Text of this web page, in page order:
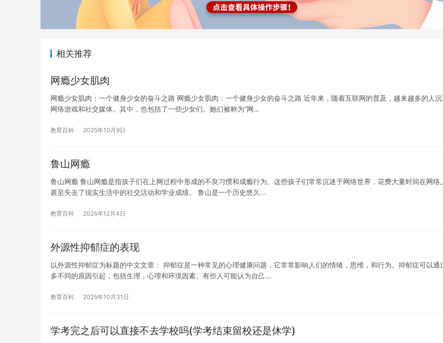
相关推荐
网瘾少女肌肉
网瘾少女肌肉：一个健身少女的奋斗之路 网瘾少女肌肉：一个健身少女的奋斗之路 近年来，随着互联网的普及，越来越多的人
网络游戏和社交媒体。其中，也包括了一些少女们。她们被称为“网…
教育百科 2025年10月9日
鲁山网瘾
鲁山网瘾 鲁山网瘾是指孩子们在上网过程中形成的不良习惯和成瘾行为。这些孩子们常常沉迷于网络世界，花费大量时间在网络
甚至失去了现实生活中的社交活动和学业成绩。 鲁山是一个历史悠久…
教育百科 2025年12月4日
外源性抑郁症的表现
以外源性抑郁症为标题的中文文章： 抑郁症是一种常见的心理健康问题，它常常影响人们的情绪，思维，和行为。抑郁症可以通
多不同的原因引起，包括生理，心理和环境因素。有些人可能认为自己…
教育百科 2025年10月31日
学考完之后可以直接不去学校吗(学考结束留校还是休学)